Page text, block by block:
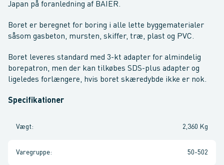
Japan på foranledning af BAIER.
Boret er beregnet for boring i alle lette byggematerialer
såsom gasbeton, mursten, skiffer, træ, plast og PVC.
Boret leveres standard med 3-kt adapter for almindelig
borepatron, men der kan tilkøbes SDS-plus adapter og
ligeledes forlængere, hvis boret skæredybde ikke er nok.
Specifikationer
Vægt: 2,360 Kg
Varegruppe: 50-502